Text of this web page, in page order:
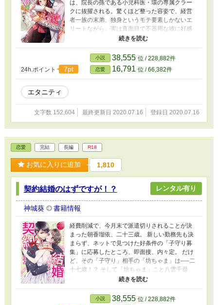
は、院長の孫である小児科医・環の専属クラー
クに抜擢される。驚くほど整った容姿で、経営
者一族の末弟、独身というモテ要素しかないエ
リートながら、実は真面目で不器用な彼に好感
を持つ舞桜だけど……ひょんなことから、彼と
愛してくる色気駄々漏れイケメンに、恋愛感情
に疎い舞桜も翻弄されっぱなし。しかも「交際
するなら結婚前提」という環のせいで、永遠の
愛までノンストップ？ 無自覚で手探りな、と
24h.ポイント 7pt
小説 38,555 位 / 228,882件
恋愛 16,791 位 / 66,382件
エタニティ
文字数 152,604 最終更新日 2020.07.16 登録日 2020.07.16
恋愛 完結 長編 R18
お気に入りに追加 1,810
契約結婚のはずですが！？ レンタル有り
神城葵 書籍情報
経費削減で、今月末で派遣切りされることが決
まった朝香瑠依、二十三歳。 新しい勤務先も決
まらず、ネットで見つけた好条件の「子守り募
集」に応募したところ、即面接、内々定。 だけ
ど、その「子守り」相手の「坊ちゃま」は──二
十七歳！？ そして「坊ちゃま」こと八雲千尋
は、互いの利益の為にと契約結婚を提案してき
て──
小説 38,555 位 / 228,882件